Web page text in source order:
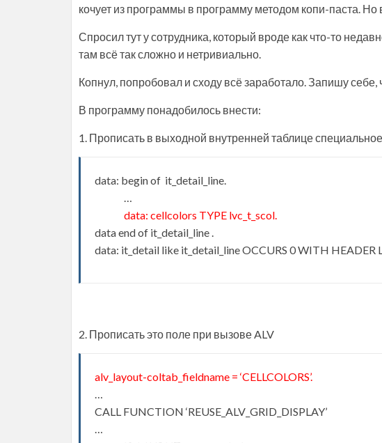
кочует из программы в программу методом копи-паста.
Спросил тут у сотрудника, который вроде как что-то
там всё так сложно и нетривиально.
Копнул, попробовал и сходу всё заработало. Запишу себе,
В программу понадобилось внести:
1. Прописать в выходной внутренней таблице
data: begin of it_detail_line.
…
data: cellcolors TYPE lvc_t_scol.
data end of it_detail_line .
data: it_detail like it_detail_line OCCURS 0 WITH HEADER
2. Прописать это поле при вызове ALV
alv_layout-coltab_fieldname = ‘CELLCOLORS’.
…
CALL FUNCTION ‘REUSE_ALV_GRID_DISPLAY’
…